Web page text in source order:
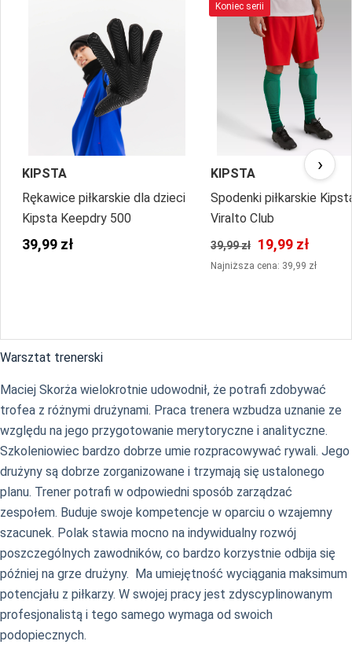
KIPSTA
Rękawice piłkarskie dla dzieci
Kipsta Keepdry 500
39,99 zł
Koniec serii
KIPSTA
Spodenki piłkarskie
Viralto Club
39,99 zł 19,99 zł
Najniższa cena: 39,99 zł
›
Warsztat trenerski
Maciej Skorża wielokrotnie udowodnił, że potrafi zdobywać
trofea z różnymi drużynami. Praca trenera wzbudza uznanie ze
względu na jego przygotowanie merytoryczne i analityczne.
Szkoleniowiec bardzo dobrze umie rozpracowywać rywali. Jego
drużyny są dobrze zorganizowane i trzymają się ustalonego
planu. Trener potrafi w odpowiedni sposób zarządzać
zespołem. Buduje swoje kompetencje w oparciu o wzajemny
szacunek. Polak stawia mocno na indywidualny rozwój
poszczególnych zawodników, co bardzo korzystnie odbija się
później na grze drużyny. Ma umiejętność wyciągania maksimum
potencjału z piłkarzy. W swojej pracy jest zdyscyplinowanym
profesjonalistą i tego samego wymaga od swoich
podopiecznych.